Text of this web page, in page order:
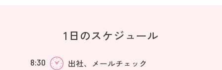
1日のスケジュール
8:30 出社、メールチェック